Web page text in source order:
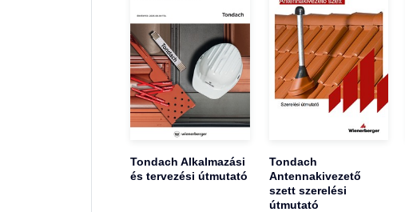
Tondach Alkalmazási
és tervezési útmutató
Tondach
Antennakivezető
szett szerelési
útmutató